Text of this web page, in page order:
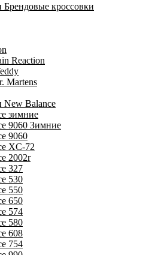
Брендовые кроссовки
Reaction
Martens
New Balance
зимние
9060 Зимние
9060
XC-72
2002r
327
530
550
650
574
580
608
754